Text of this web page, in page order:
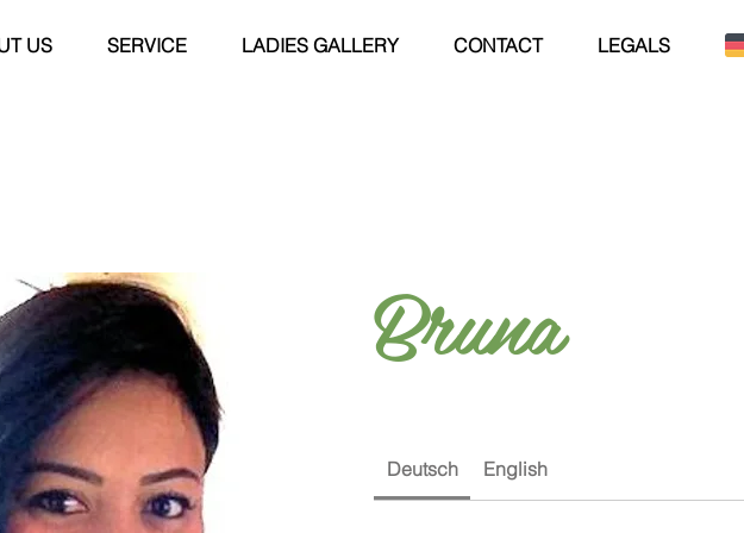
US SERVICE LADIES GALLERY CONTACT LEGALS
Bruna
Deutsch English